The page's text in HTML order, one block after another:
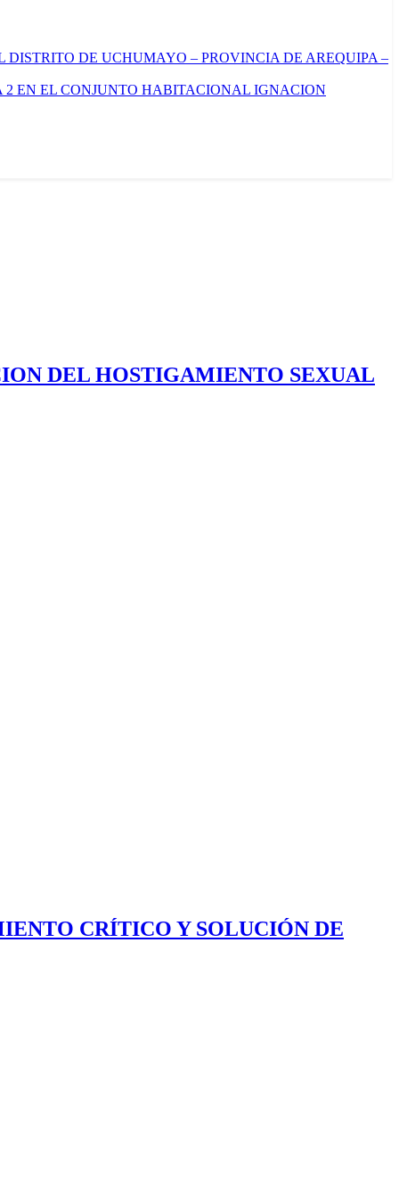
DISTRITO DE UCHUMAYO – PROVINCIA DE AREQUIPA –
EN EL CONJUNTO HABITACIONAL IGNACION
DEL HOSTIGAMIENTO SEXUAL
CRÍTICO Y SOLUCIÓN DE